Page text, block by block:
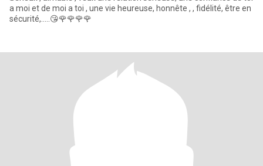
a moi et de moi a toi , une vie heureuse, honnête , , fidélité, être en
sécurité,.....😘🌹🌹🌹🌹